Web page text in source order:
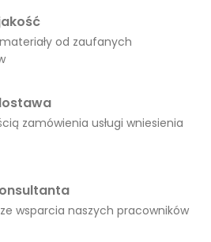
od zaufanych
zamówienia usługi wniesienia
wsparcia naszych pracowników